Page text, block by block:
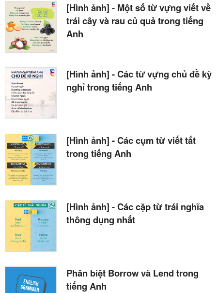
[Hình ảnh] - Một số từ vựng viết về
trái cây và rau củ quả trong tiếng
Anh
[Hình ảnh] - Các từ vựng chủ đề kỳ
nghỉ trong tiếng Anh
[Hình ảnh] - Các cụm từ viết tắt
trong tiếng Anh
[Hình ảnh] - Các cặp từ trái nghĩa
thông dụng nhất
Phân biệt Borrow và Lend trong
tiếng Anh